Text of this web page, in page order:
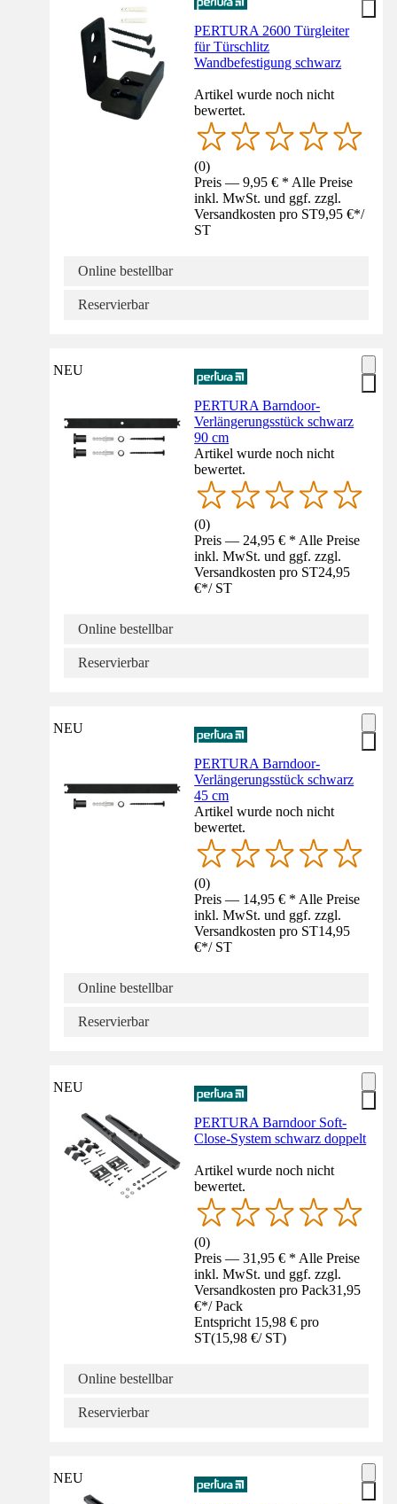
PERTURA 2600 Türgleiter
für Türschlitz
Wandbefestigung schwarz
Artikel wurde noch nicht
bewertet.
(0)
Preis — 9,95 € * Alle Preise
inkl. MwSt. und ggf. zzgl.
Versandkosten pro ST9,95 €*/
ST
Online bestellbar
Reservierbar
NEU
PERTURA Barndoor-
Verlängerungsstück schwarz
90 cm
Artikel wurde noch nicht
bewertet.
(0)
Preis — 24,95 € * Alle Preise
inkl. MwSt. und ggf. zzgl.
Versandkosten pro ST24,95
€*/ ST
Online bestellbar
Reservierbar
NEU
PERTURA Barndoor-
Verlängerungsstück schwarz
45 cm
Artikel wurde noch nicht
bewertet.
(0)
Preis — 14,95 € * Alle Preise
inkl. MwSt. und ggf. zzgl.
Versandkosten pro ST14,95
€*/ ST
Online bestellbar
Reservierbar
NEU
PERTURA Barndoor Soft-
Close-System schwarz doppelt
Artikel wurde noch nicht
bewertet.
(0)
Preis — 31,95 € * Alle Preise
inkl. MwSt. und ggf. zzgl.
Versandkosten pro Pack31,95
€*/ Pack
Entspricht 15,98 € pro
ST(15,98 €/ ST)
Online bestellbar
Reservierbar
NEU